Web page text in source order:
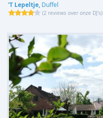
'T Lepeltje, Duffel
(2 reviews over onze DJ's)